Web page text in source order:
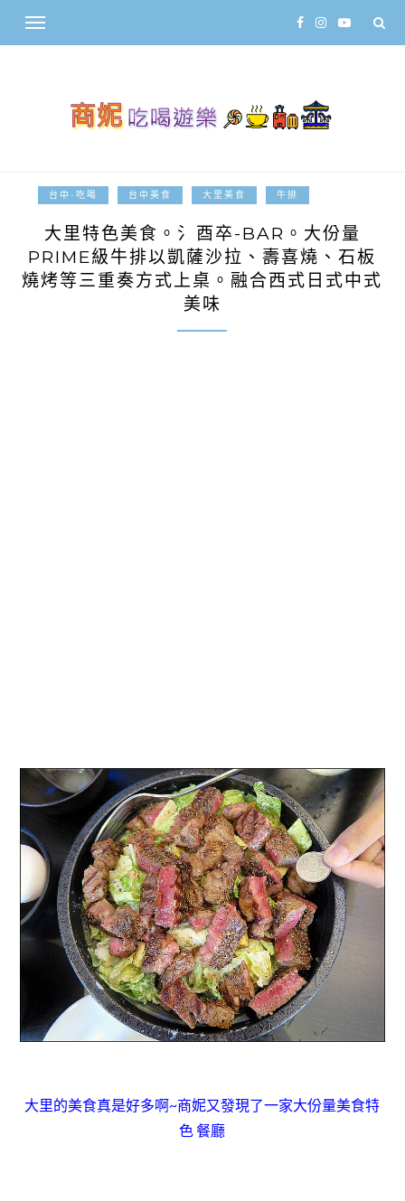
台中-吃喝 台中美食 大里美食 牛排
大里特色美食。氵酉卒-BAR。大份量
PRIME級牛排以凱薩沙拉、壽喜燒、石板
燒烤等三重奏方式上桌。融合西式日式中式
美味
大里的美食真是好多啊~商妮又發現了一家大份量美食特
色 餐廳